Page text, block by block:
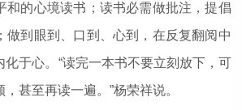
和的心境读书；读书必需做批注，提倡
做到眼到、口到、心到，在反复翻阅中
于心。“读完一本书不要立刻放下，可
甚至再读一遍。”杨荣祥说。